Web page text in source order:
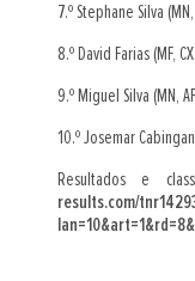
7.º Stephane Silva
8.º David Farias (MF,
9.º Miguel Silva (MN,
10.º Josemar
Resultados e
results.com/